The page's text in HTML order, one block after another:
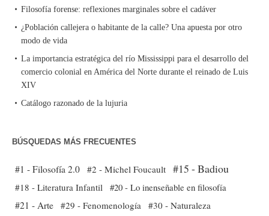
Filosofía forense: reflexiones marginales sobre el cadáver
¿Población callejera o habitante de la calle? Una apuesta por otro
modo de vida
La importancia estratégica del río Mississippi para el desarrollo del
comercio colonial en América del Norte durante el reinado de Luis
XIV
Catálogo razonado de la lujuria
BÚSQUEDAS MÁS FRECUENTES
#1 - Filosofía 2.0 #2 - Michel Foucault #15 - Badiou
#18 - Literatura Infantil #20 - Lo inenseñable en filosofía
#21 - Arte #29 - Fenomenología
#30 - Naturaleza